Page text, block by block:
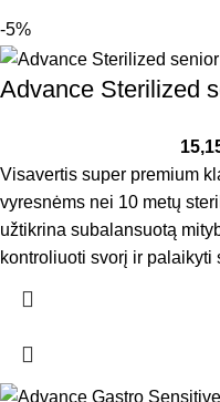
-5%
Advance Sterilized
Visavertis super premium
vyresnėms nei 10 metų
užtikrina subalansuotą
kontroliuoti svorį ir